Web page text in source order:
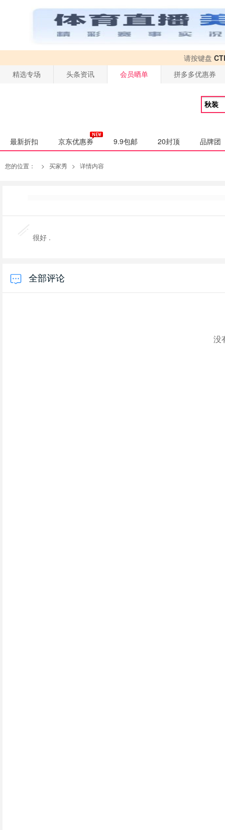
请按键盘
精选专场
头条资讯 会员晒单 拼多多优惠券
最新折扣 京东优惠券 9.9包邮 20封顶 品牌团
您的位置： > 买家秀 > 详情内容
很好 .
全部评论
没